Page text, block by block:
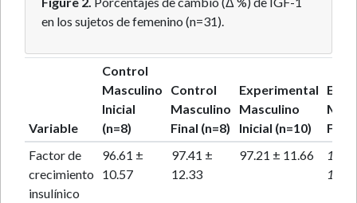
en los sujetos de femenino (n=31).
Variable
Control
Masculino
Inicial
(n=8)
Control
Masculino
Final (n=8)
Experimental
Masculino
Inicial (n=10)
Factor de
crecimiento
insulínico
96.61 ±
10.57
97.41 ±
12.33
97.21 ± 11.66